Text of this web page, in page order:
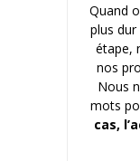
Quand
plus
étape,
nos
Nous
mots
cas,